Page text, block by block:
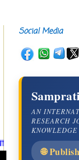
Social Media
AN
RESEARCH
🌐